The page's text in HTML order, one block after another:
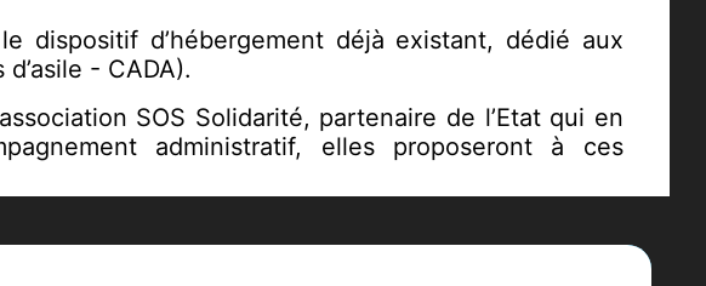
dispositif d’hébergement déjà existant, dédié aux
- CADA).
SOS Solidarité, partenaire de l’Etat qui en
administratif, elles proposeront à ces
département répond à cet impératif.